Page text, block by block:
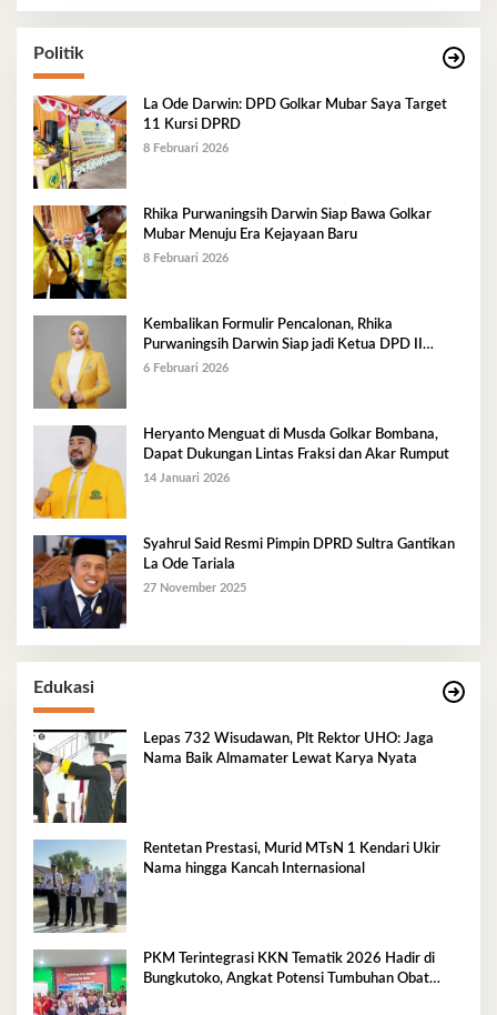
Politik
La Ode Darwin: DPD Golkar Mubar Saya Target
11 Kursi DPRD
8 Februari 2026
Rhika Purwaningsih Darwin Siap Bawa Golkar
Mubar Menuju Era Kejayaan Baru
8 Februari 2026
Kembalikan Formulir Pencalonan, Rhika
Purwaningsih Darwin Siap jadi Ketua DPD II
Golkar Mubar
6 Februari 2026
Heryanto Menguat di Musda Golkar Bombana,
Dapat Dukungan Lintas Fraksi dan Akar Rumput
14 Januari 2026
Syahrul Said Resmi Pimpin DPRD Sultra Gantikan
La Ode Tariala
27 November 2025
Edukasi
Lepas 732 Wisudawan, Plt Rektor UHO: Jaga
Nama Baik Almamater Lewat Karya Nyata
Rentetan Prestasi, Murid MTsN 1 Kendari Ukir
Nama hingga Kancah Internasional
PKM Terintegrasi KKN Tematik 2026 Hadir di
Bungkutoko, Angkat Potensi Tumbuhan Obat